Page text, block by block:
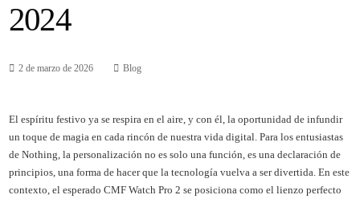
2024
2 de marzo de 2026 Blog
El espíritu festivo ya se respira en el aire, y con él, la oportunidad de infundir
un toque de magia en cada rincón de nuestra vida digital. Para los entusiastas
de Nothing, la personalización no es solo una función, es una declaración de
principios, una forma de hacer que la tecnología vuelva a ser divertida. En este
contexto, el esperado CMF Watch Pro 2 se posiciona como el lienzo perfecto